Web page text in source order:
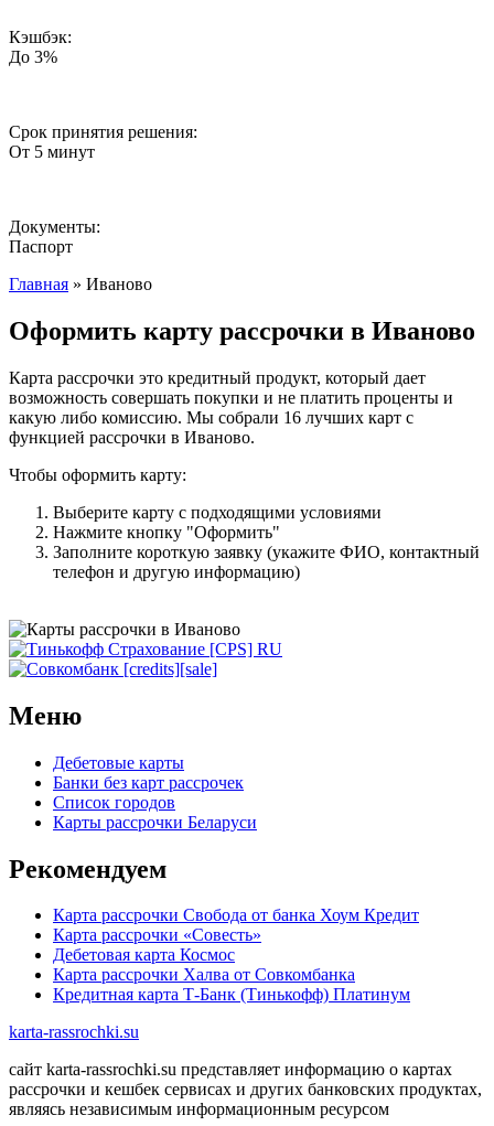
Кэшбэк:
До 3%
Срок принятия решения:
От 5 минут
Документы:
Паспорт
Главная » Иваново
Оформить карту рассрочки в Иваново
Карта рассрочки это кредитный продукт, который дает
возможность совершать покупки и не платить проценты и
какую либо комиссию. Мы собрали 16 лучших карт с
функцией рассрочки в Иваново.
Чтобы оформить карту:
Выберите карту с подходящими условиями
Нажмите кнопку "Оформить"
Заполните короткую заявку (укажите ФИО, контактный
телефон и другую информацию)
Меню
Дебетовые карты
Банки без карт рассрочек
Список городов
Карты рассрочки Беларуси
Рекомендуем
Карта рассрочки Свобода от банка Хоум Кредит
Карта рассрочки «Совесть»
Дебетовая карта Космос
Карта рассрочки Халва от Совкомбанка
Кредитная карта Т-Банк (Тинькофф) Платинум
karta-rassrochki.su
сайт karta-rassrochki.su представляет информацию о картах
рассрочки и кешбек сервисах и других банковских продуктах,
являясь независимым информационным ресурсом